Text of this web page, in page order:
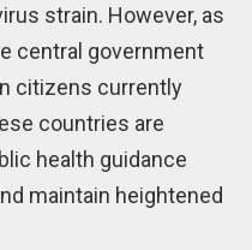
strain. However, as
central government
citizens currently
countries are
health guidance
maintain heightened